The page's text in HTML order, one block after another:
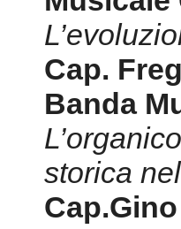
Cap.
Banda
storica